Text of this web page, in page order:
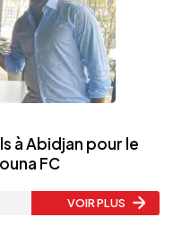
à Abidjan pour le
FC
VOIR PLUS